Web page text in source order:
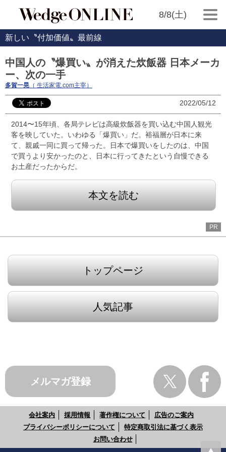
8/8(土)
新しい〝付加価値〟最前線
中国人の〝爆買い〟が消えた炊飯器 日本メーカ
ー、次の一手
多賀一晃 （ 生活家電.com主宰）
2022/05/12
2014〜15年頃、各局テレビは高級炊飯器を買い込む中国人観光
客を映していた。いわゆる「爆買い」だ。裕福層が日本に来
て、親戚一同に買って帰った。日本で爆買いをしたのは、中国
で買うより安かったのと、日本に行ってきたという自慢できる
お土産だったからだ。
本文を読む
PR
トップページ
人気記事
メルマガ登録
会社案内 採用情報 著作権について
広告のご案内
プライバシーポリシーについて
特定商取引法に基づく表示
お問い合わせ